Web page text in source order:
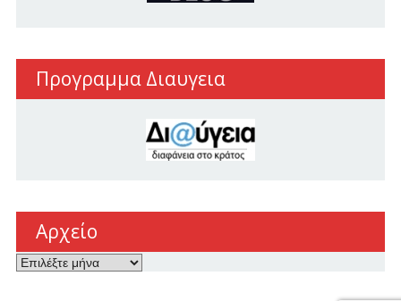
Προγραμμα Διαυγεια
Αρχείο
Αρχείο